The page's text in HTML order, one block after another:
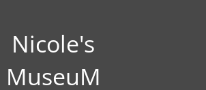
Nicole's
MuseuM